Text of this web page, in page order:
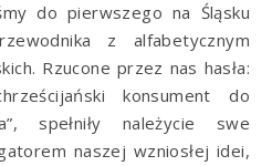
do pierwszego na Śląsku
z alfabetycznym
Rzucone przez nas hasła:
konsument do
spełniły należycie swe
naszej wzniosłej idei,